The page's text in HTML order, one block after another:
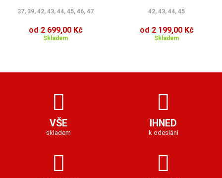
37, 39, 42, 43, 44, 45, 46, 47
od 2 699,00 Kč
Skladem
42, 43, 44, 45
od 2 199,00 Kč
Skladem
VŠE
skladem
IHNED
k odeslání